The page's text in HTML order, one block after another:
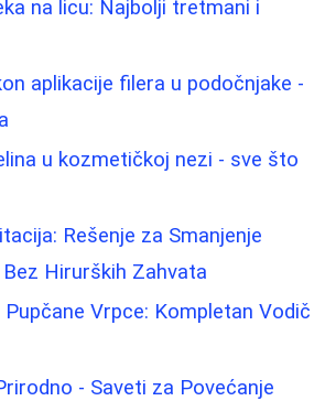
na licu: Najbolji tretmani i
aplikacije filera u podočnjake -
u kozmetičkoj nezi - sve što
Rešenje za Smanjenje
Hirurških Zahvata
Vrpce: Kompletan Vodič
- Saveti za Povećanje